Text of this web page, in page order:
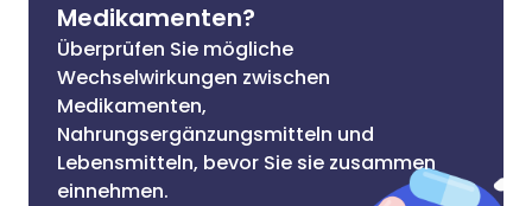
Medikamenten?
Überprüfen Sie mögliche
Wechselwirkungen zwischen
Medikamenten,
Nahrungsergänzungsmitteln und
Lebensmitteln, bevor Sie sie zusammen
einnehmen.